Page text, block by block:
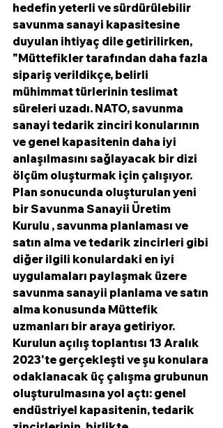
hedefin yeterli ve sürdürülebilir
savunma sanayi kapasitesine
duyulan ihtiyaç dile getirilirken,
"Müttefikler tarafından daha fazla
sipariş verildikçe, belirli
mühimmat türlerinin teslimat
süreleri uzadı. NATO, savunma
sanayi tedarik zinciri konularının
ve genel kapasitenin daha iyi
anlaşılmasını sağlayacak bir dizi
ölçüm oluşturmak için çalışıyor.
Plan sonucunda oluşturulan yeni
bir Savunma Sanayii Üretim
Kurulu , savunma planlaması ve
satın alma ve tedarik zincirleri gibi
diğer ilgili konulardaki en iyi
uygulamaları paylaşmak üzere
savunma sanayii planlama ve satın
alma konusunda Müttefik
uzmanları bir araya getiriyor.
Kurulun açılış toplantısı 13 Aralık
2023'te gerçekleşti ve şu konulara
odaklanacak üç çalışma grubunun
oluşturulmasına yol açtı: genel
endüstriyel kapasitenin, tedarik